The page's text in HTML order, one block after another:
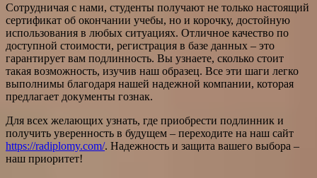
Сотрудничая с нами, студенты получают не только настоящий
сертификат об окончании учебы, но и корочку, достойную
использования в любых ситуациях. Отличное качество по
доступной стоимости, регистрация в базе данных – это
гарантирует вам подлинность. Вы узнаете, сколько стоит
такая возможность, изучив наш образец. Все эти шаги легко
выполнимы благодаря нашей надежной компании, которая
предлагает документы гознак.
Для всех желающих узнать, где приобрести подлинник и
получить уверенность в будущем – переходите на наш сайт
https://radiplomy.com/. Надежность и защита вашего выбора –
наш приоритет!